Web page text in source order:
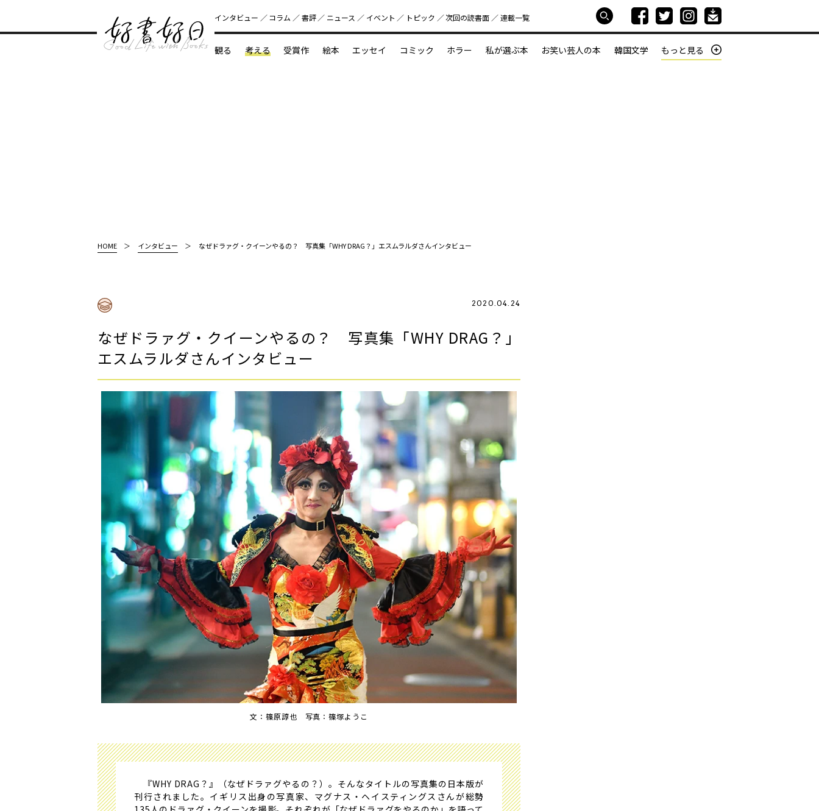
好書好日
インタビュー コラム 書評 ニュース イベント トピック 次回の読書⾯ 連載一覧
観る 考える 受賞作 絵本 エッセイ コミック ホラー 私が選ぶ本 お笑い芸人の本 韓国文学 もっと見る
HOME インタビュー なぜドラァグ・クイーンやるの？ 写真集「WHY DRAG？」エスムラルダさんインタビュー
2020.04.24
なぜドラァグ・クイーンやるの？ 写真集「WHY DRAG？」
エスムラルダさんインタビュー
文：篠原諄也 写真：篠塚ようこ
『WHY DRAG？』（なぜドラァグやるの？）。そんなタイトルの写真集の日本版が
刊行されました。イギリス出身の写真家、マグナス・ヘイスティングスさんが総勢